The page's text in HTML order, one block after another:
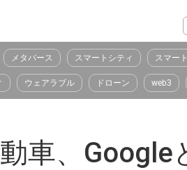
メタバース スマートシティ スマー
ウェアラブル ドローン web3
車、Google